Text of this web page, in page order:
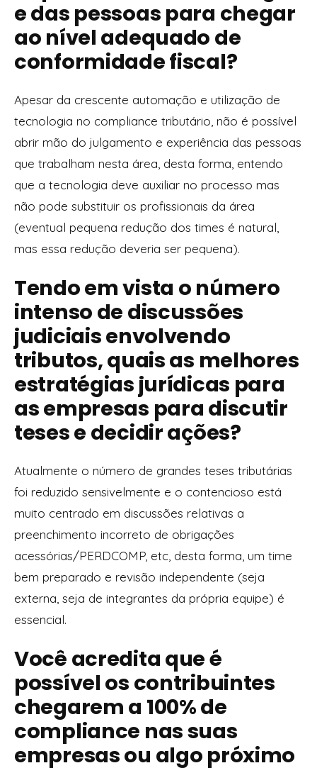
e das pessoas para chegar
ao nível adequado de
conformidade fiscal?
Apesar da crescente automação e utilização de
tecnologia no compliance tributário, não é possível
abrir mão do julgamento e experiência das pessoas
que trabalham nesta área, desta forma, entendo
que a tecnologia deve auxiliar no processo mas
não pode substituir os profissionais da área
(eventual pequena redução dos times é natural,
mas essa redução deveria ser pequena).
Tendo em vista o número
intenso de discussões
judiciais envolvendo
tributos, quais as melhores
estratégias jurídicas para
as empresas para discutir
teses e decidir ações?
Atualmente o número de grandes teses tributárias
foi reduzido sensivelmente e o contencioso está
muito centrado em discussões relativas a
preenchimento incorreto de obrigações
acessórias/PERDCOMP, etc, desta forma, um time
bem preparado e revisão independente (seja
externa, seja de integrantes da própria equipe) é
essencial.
Você acredita que é
possível os contribuintes
chegarem a 100% de
compliance nas suas
empresas ou algo próximo